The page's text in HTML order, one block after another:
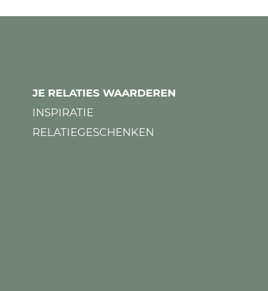
JE RELATIES WAARDEREN
INSPIRATIE
RELATIEGESCHENKEN